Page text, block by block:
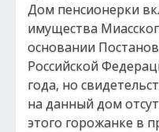
Дом пенсионерки
имущества
основании
Российской
года, но
на данный дом
этого горожанке в